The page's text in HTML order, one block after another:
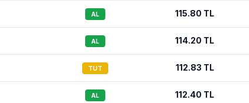
AL 115.80 TL
AL 114.20 TL
TUT 112.83 TL
AL 112.40 TL